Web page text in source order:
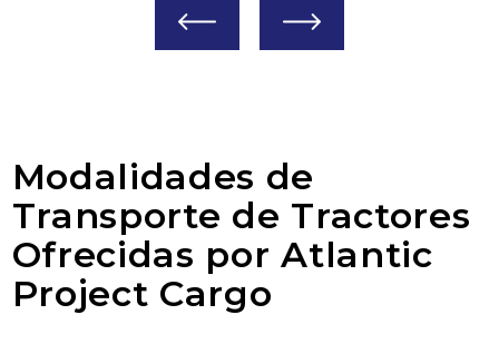
Modalidades de
Transporte de Tractores
Ofrecidas por Atlantic
Project Cargo